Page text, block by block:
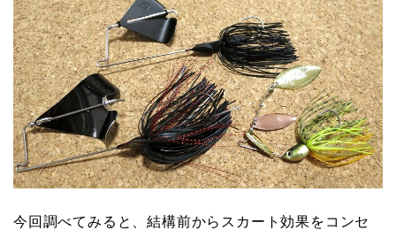
今回調べてみると、結構前からスカート効果をコンセ